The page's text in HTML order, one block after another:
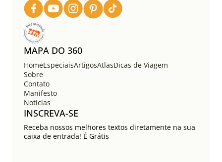
MAPA DO 360
HomeEspeciaisArtigosAtlasDicas de Viagem
Sobre
Contato
Manifesto
Notícias
INSCREVA-SE
Receba nossos melhores textos diretamente na sua
caixa de entrada! É Grátis